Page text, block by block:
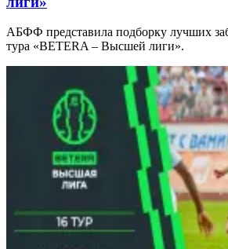
АБФФ представила подборку лучших
тура «BETERA – Высшей лиги».